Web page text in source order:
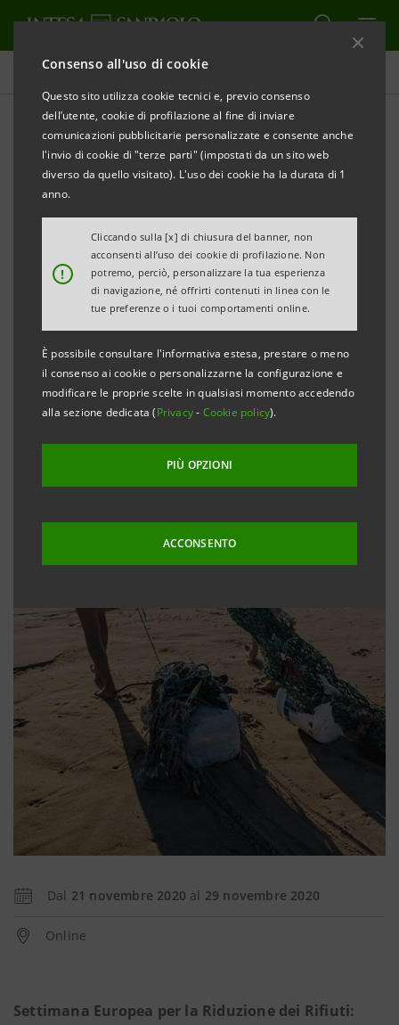
Consenso all'uso di cookie
Questo sito utilizza cookie tecnici e, previo consenso
dell’utente, cookie di profilazione al fine di inviare
comunicazioni pubblicitarie personalizzate e consente anche
l'invio di cookie di "terze parti" (impostati da un sito web
diverso da quello visitato). L'uso dei cookie ha la durata di 1
anno.
!
Cliccando sulla [x] di chiusura del banner, non
acconsenti all’uso dei cookie di profilazione. Non
potremo, perciò, personalizzare la tua esperienza
di navigazione, né offrirti contenuti in linea con le
tue preferenze o i tuoi comportamenti online.
È possibile consultare l'informativa estesa, prestare o meno
il consenso ai cookie o personalizzarne la configurazione e
modificare le proprie scelte in qualsiasi momento accedendo
alla sezione dedicata (Privacy- Cookie policy).
PIÙ OPZIONI
ACCONSENTO
Tutti gli eventi sostenuti dalla banca
SOSTENIBILITÀ
"Rifiuti Invisibili" - SERR 2020
Dal 21 novembre 2020 al 29 novembre 2020
Online
Settimana Europea per la Riduzione dei Rifiuti: